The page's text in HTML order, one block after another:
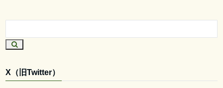
X（旧Twitter）